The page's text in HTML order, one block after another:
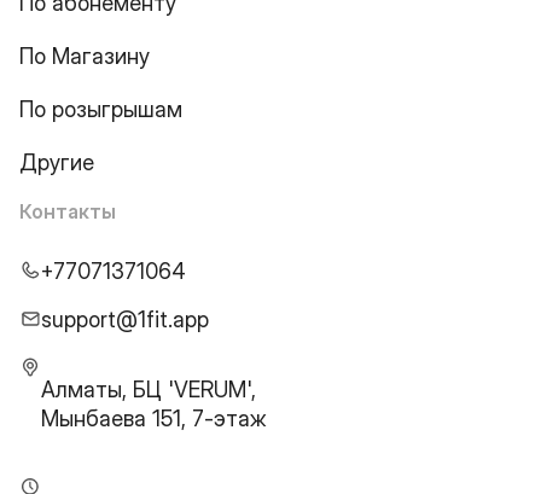
По Магазину
По розыгрышам
Другие
Контакты
+77071371064
support@1fit.app
Алматы, БЦ 'VERUM',
Мынбаева 151, 7-этаж